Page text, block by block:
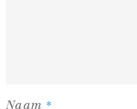
Naam *